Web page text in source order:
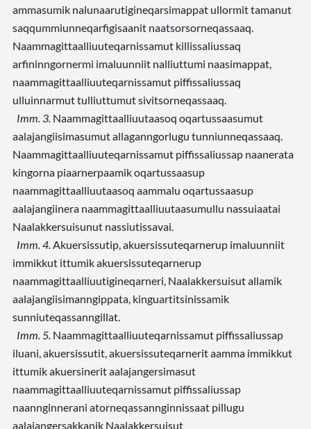
ammasumik nalunaarutigineqarsimappat ullormit tamanut
saqqummiunneqarfigisaanit naatsorsorneqassaaq.
Naammagittaalliuuteqarnissamut killissaliussaq
arfininngornermi imaluunniit nalliuttumi naasimappat,
naammagittaalliuuteqarnissamut piffissaliussaq
ulluinnarmut tulliuttumut sivitsorneqassaaq.
Imm. 3. Naammagittaalliuutaasoq oqartussaasumut
aalajangiisimasumut allaganngorlugu tunniunneqassaaq.
Naammagittaalliuuteqarnissamut piffissaliussap naanerata
kingorna piaarnerpaamik oqartussaasup
naammagittaalliuutaasoq aammalu oqartussaasup
aalajangiinera naammagittaalliuutaasumullu nassuiaatai
Naalakkersuisunut nassiutissavai.
Imm. 4. Akuersissutip, akuersissuteqarnerup imaluunniit
immikkut ittumik akuersissuteqarnerup
naammagittaalliuutigineqarneri, Naalakkersuisut allamik
aalajangiisimanngippata, kinguartitsinissamik
sunniuteqassanngillat.
Imm. 5. Naammagittaalliuuteqarnissamut piffissaliussap
iluani, akuersissutit, akuersissuteqarnerit aamma immikkut
ittumik akuersinerit aalajangersimasut
naammagittaalliuuteqarnissamut piffissaliussap
naannginnerani atorneqassannginnissaat pillugu
aalajangersakkanik Naalakkersuisut